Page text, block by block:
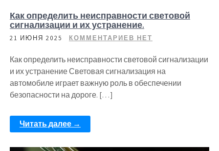
Как определить неисправности световой
сигнализации и их устранение.
21 ИЮНЯ 2025 КОММЕНТАРИЕВ НЕТ
Как определить неисправности световой сигнализации
и их устранение Световая сигнализация на
автомобиле играет важную роль в обеспечении
безопасности на дороге. […]
Читать далее →